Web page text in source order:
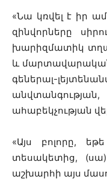
«Նա կռվել է իր
զինվորները
խարիզմատիկ
և մարտավարական
գեներալ-
ահաբեկչության
«Այս բոլորը,
տեսակետից,
աշխարհի այս